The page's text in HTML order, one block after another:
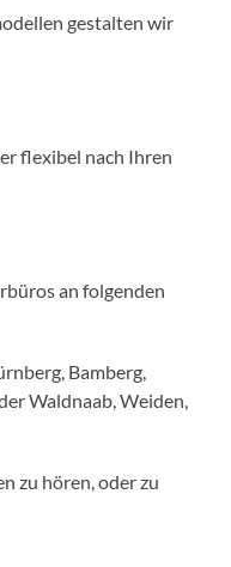
gestalten wir
flexibel nach Ihren
an folgenden
Bamberg,
Waldnaab, Weiden,
zu hören, oder zu